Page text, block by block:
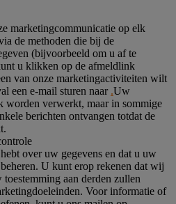
marketingcommunicatie op elk
de methoden die bij de
(bijvoorbeeld om u af te
u klikken op de afmeldlink
van onze marketingactiviteiten wilt
een e-mail sturen naar .Uw
worden verwerkt, maar in sommige
berichten ontvangen totdat de
over uw gegevens en dat u uw
U kunt erop rekenen dat wij
aan derden zullen
Voor informatie of